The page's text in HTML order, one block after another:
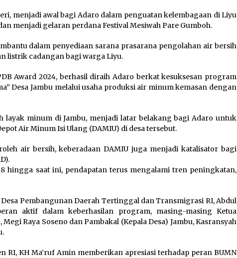
menjadi awal bagi Adaro dalam penguatan kelembagaan di Liyu
menjadi gelaran perdana Festival Mesiwah Pare Gumboh.
dalam penyediaan sarana prasarana pengolahan air bersih
listrik cadangan bagi warga Liyu.
Award 2024, berhasil diraih Adaro berkat kesuksesan program
Desa Jambu melalui usaha produksi air minum kemasan dengan
layak minum di Jambu, menjadi latar belakang bagi Adaro untuk
Air Minum Isi Ulang (DAMIU) di desa tersebut.
air bersih, keberadaan DAMIU juga menjadi katalisator bagi
hingga saat ini, pendapatan terus mengalami tren peningkatan,
Pembangunan Daerah Tertinggal dan Transmigrasi RI, Abdul
aktif dalam keberhasilan program, masing-masing Ketua
Raya Soseno dan Pambakal (Kepala Desa) Jambu, Kasransyah
RI, KH Ma’ruf Amin memberikan apresiasi terhadap peran BUMN